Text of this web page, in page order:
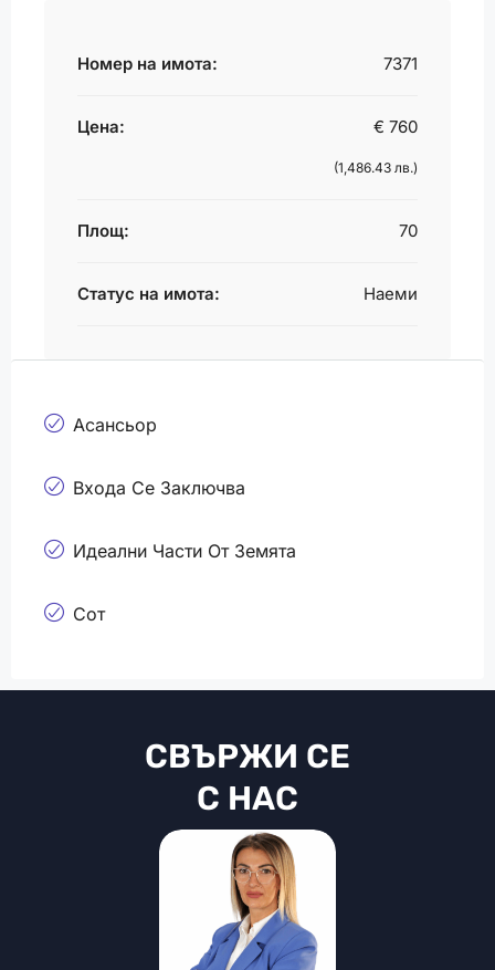
Номер на имота: 7371
Цена: € 760
(1,486.43 лв.)
Площ: 70
Статус на имота: Наеми
Асансьор
Входа Се Заключва
Идеални Части От Земята
Сот
СВЪРЖИ СЕ
С НАС